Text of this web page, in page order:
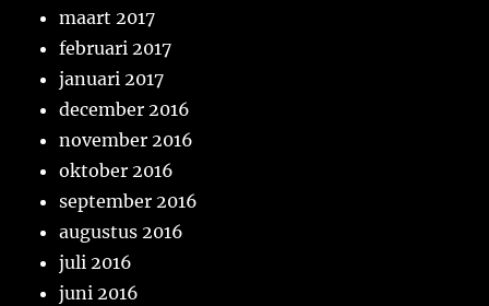
maart 2017
februari 2017
januari 2017
december 2016
november 2016
oktober 2016
september 2016
augustus 2016
juli 2016
juni 2016